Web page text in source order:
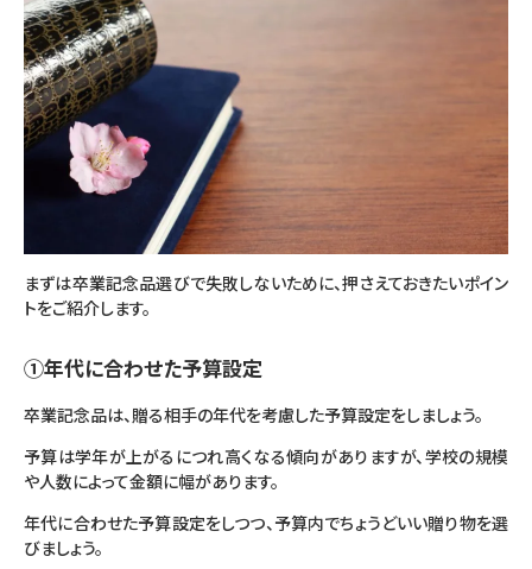
まずは卒業記念品選びで失敗しないために、押さえておきたいポイン
トをご紹介します。
①年代に合わせた予算設定
卒業記念品は、贈る相手の年代を考慮した予算設定をしましょう。
予算は学年が上がるにつれ高くなる傾向がありますが、学校の規模
や人数によって金額に幅があります。
年代に合わせた予算設定をしつつ、予算内でちょうどいい贈り物を選
びましょう。